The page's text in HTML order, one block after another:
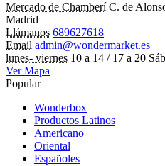
Mercado de Chamberí C. de
Madrid
Llámanos 689627618
Email admin@wondermarket.es
lunes- viernes 10 a 14 / 17 a 20
Ver Mapa
Popular
Wonderbox
Productos Latinos
Americano
Oriental
Españoles